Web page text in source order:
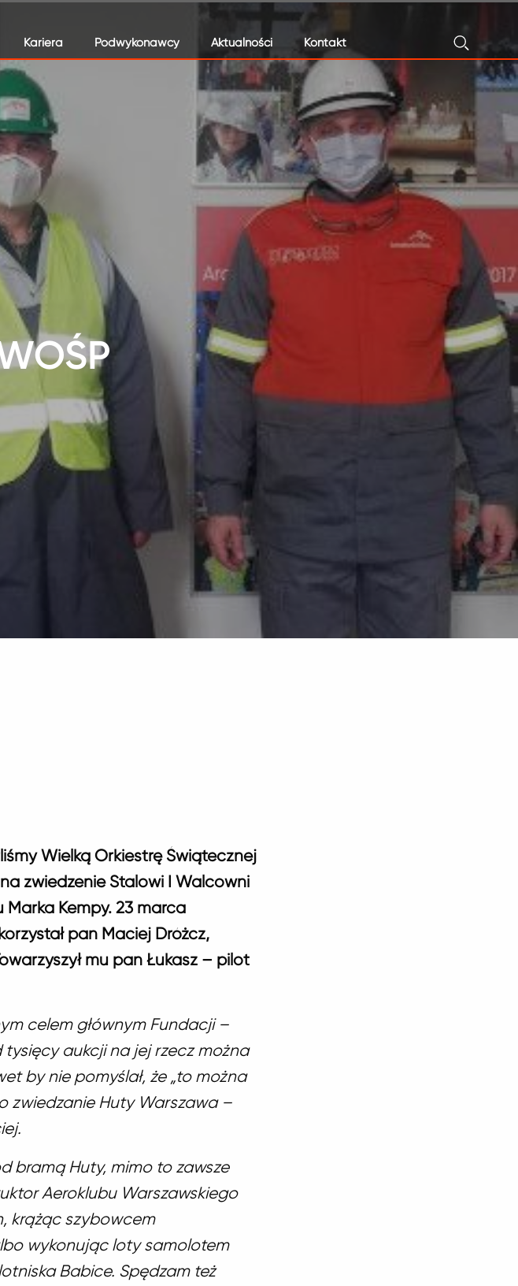
Kariera Podwykonawcy Aktualności Kontakt
Wielką Orkiestrę Świątecznej
zwiedzenie Stalowi I Walcowni
Kempy. 23 marca
pan Maciej Dróżcz,
mu pan Łukasz – pilot
celem głównym Fundacji –
aukcji na jej rzecz można
by nie pomyślał, że „to można
zwiedzanie Huty Warszawa –
bramą Huty, mimo to zawsze
Aeroklubu Warszawskiego
krążąc szybowcem
wykonując loty samolotem
Babice. Spędzam też